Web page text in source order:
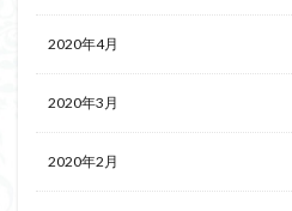
2020年4月
2020年3月
2020年2月